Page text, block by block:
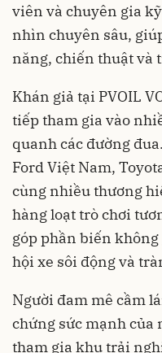
viên và chuyên gia
nhìn chuyên sâu,
năng, chiến thuật và
Khán giả tại PVOIL
tiếp tham gia vào
quanh các đường
Ford Việt Nam,
cùng nhiều thương
hàng loạt trò chơi
góp phần biến
hội xe sôi động và
Người đam mê cầm
chứng sức mạnh của
tham gia khu trải